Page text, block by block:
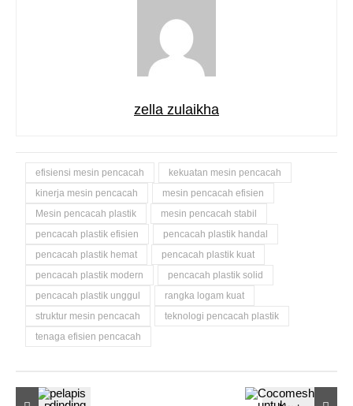
zella zulaikha
efisiensi mesin pencacah
kekuatan mesin pencacah
kinerja mesin pencacah
mesin pencacah efisien
Mesin pencacah plastik
mesin pencacah stabil
pencacah plastik efisien
pencacah plastik handal
pencacah plastik hemat
pencacah plastik kuat
pencacah plastik modern
pencacah plastik solid
pencacah plastik unggul
rangka logam kuat
struktur mesin pencacah
teknologi pencacah plastik
tenaga efisien pencacah